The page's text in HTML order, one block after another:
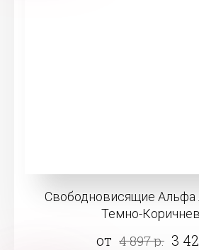
Свободновисящие Альфа
Темно-
от 4 897 р. 3